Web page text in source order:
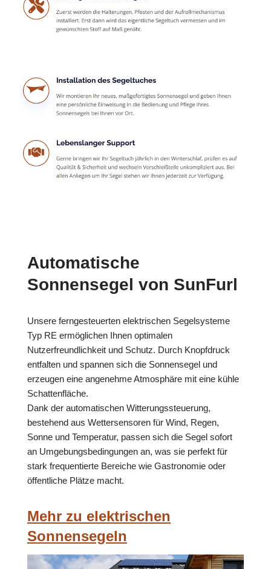
Automatische
Sonnensegel von SunFurl
Unsere ferngesteuerten elektrischen Segelsysteme
Typ RE ermöglichen Ihnen optimalen
Nutzerfreundlichkeit und Schutz. Durch Knopfdruck
entfalten und spannen sich die Sonnensegel und
erzeugen eine angenehme Atmosphäre mit eine kühle
Schattenfläche.
Dank der automatischen Witterungssteuerung,
bestehend aus Wettersensoren für Wind, Regen,
Sonne und Temperatur, passen sich die Segel sofort
an Umgebungsbedingungen an, was sie perfekt für
stark frequentierte Bereiche wie Gastronomie oder
öffentliche Plätze macht.
Mehr zu elektrischen
Sonnensegeln